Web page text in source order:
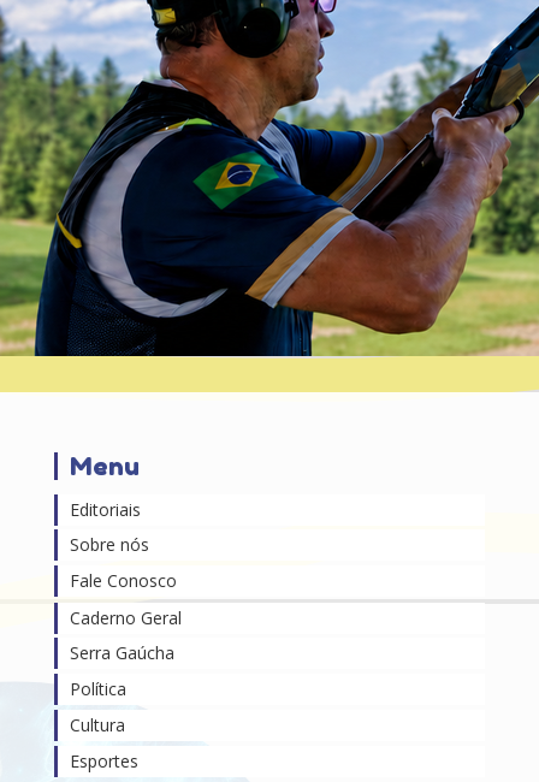
Menu
Editoriais
Sobre nós
Fale Conosco
Caderno Geral
Serra Gaúcha
Política
Cultura
Esportes